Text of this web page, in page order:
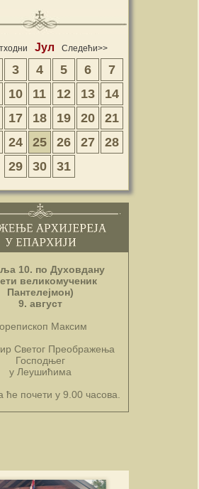
Јул Следећи>>
3 4 5 6
7
10 11 12 13
14
17 18 19 20
21
24 25 26 27
28
29
30 31
10. по Духовдану
великомученик
Пантелејмон)
9. август
Максим
Светог Преображења
Господњег
у Леушићима
ће почети у 9.00 часова.